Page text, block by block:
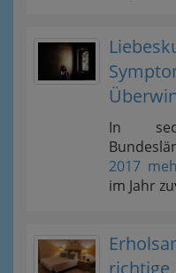
In
2017
im Jahr
richtige